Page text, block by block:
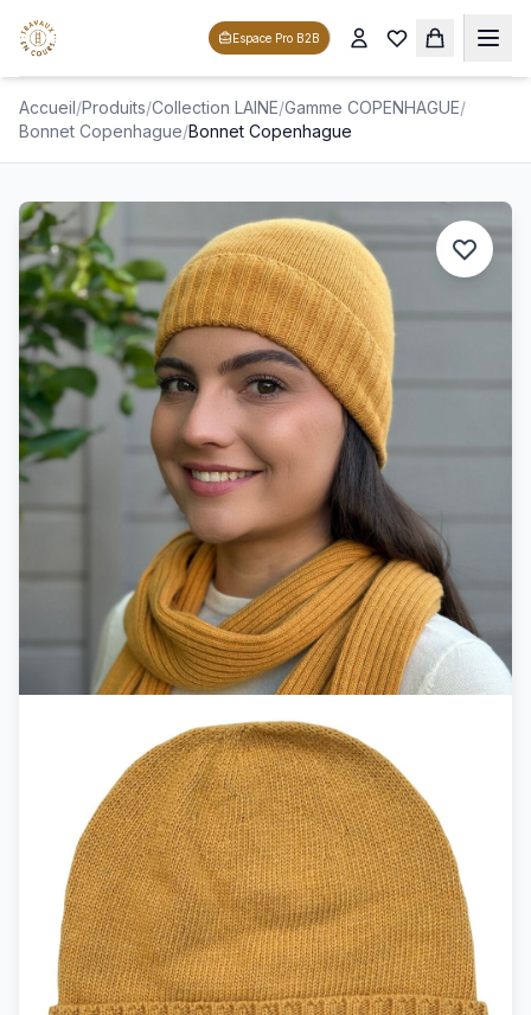
Espace Pro B2B
Accueil/Produits/Collection LAINE/Gamme COPENHAGUE/
Bonnet Copenhague/Bonnet Copenhague